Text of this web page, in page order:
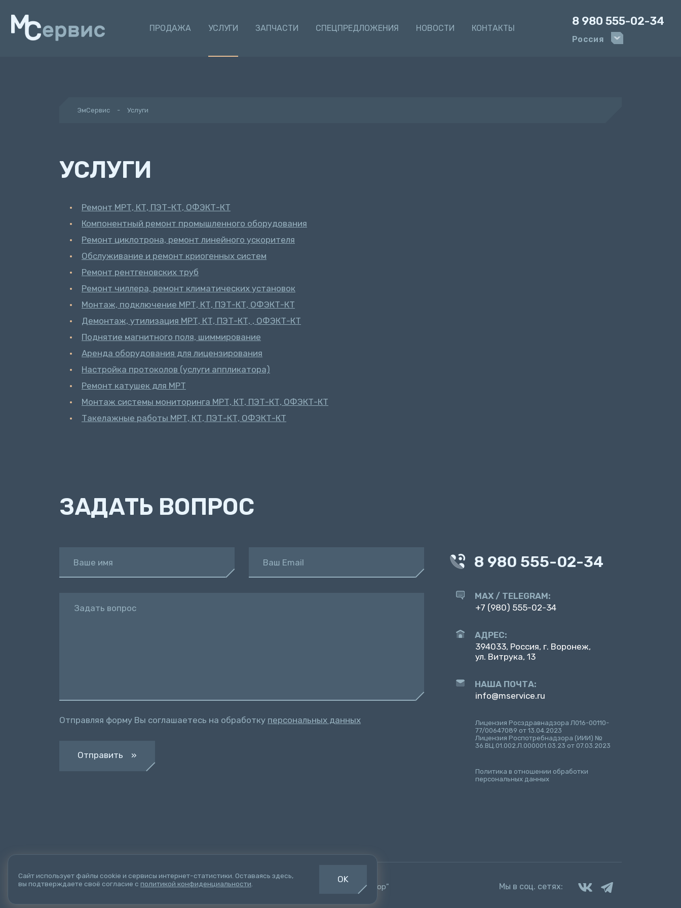
ПРОДАЖА УСЛУГИ ЗАПЧАСТИ СПЕЦПРЕДЛОЖЕНИЯ НОВОСТИ КОНТАКТЫ
8 980 555-02-34
Россия
ЭмСервис Услуги
УСЛУГИ
Ремонт МРТ, КТ, ПЭТ-КТ, ОФЭКТ-КТ
Компонентный ремонт промышленного оборудования
Ремонт циклотрона, ремонт линейного ускорителя
Обслуживание и ремонт криогенных систем
Ремонт рентгеновских труб
Ремонт чиллера, ремонт климатических установок
Монтаж, подключение МРТ, КТ, ПЭТ-КТ, ОФЭКТ-КТ
Демонтаж, утилизация МРТ, КТ, ПЭТ-КТ, , ОФЭКТ-КТ
Поднятие магнитного поля, шиммирование
Аренда оборудования для лицензирования
Настройка протоколов (услуги аппликатора)
Ремонт катушек для МРТ
Монтаж системы мониторинга МРТ, КТ, ПЭТ-КТ, ОФЭКТ-КТ
Такелажные работы МРТ, КТ, ПЭТ-КТ, ОФЭКТ-КТ
ЗАДАТЬ ВОПРОС
Ваше имя Ваш Email
Задать вопрос
Отправляя форму Вы соглашаетесь на обработку персональных данных
Отправить »
8 980 555-02-34
MAX / TELEGRAM:
+7 (980) 555-02-34
АДРЕС:
394033, Россия, г. Воронеж,
ул. Витрука, 13
НАША ПОЧТА:
info@mservice.ru
Лицензия Росздравнадзора Л016-00110-
77/00647089 от 13.04.2023
Лицензия Роспотребнадзора (ИИИ) №
36.ВЦ.01.002.Л.000001.03.23 от 07.03.2023
Политика в отношении обработки
персональных данных
© 2021-2026ООО "ЭмСервис"г.Воронеж Создание сайта - Веб-студия "Алькор" Мы в соц. сетях:
Сайт использует файлы cookie и сервисы интернет-статистики. Оставаясь здесь,
вы подтверждаете своё согласие с политикой конфиденциальности OK